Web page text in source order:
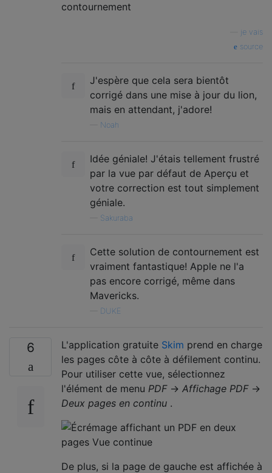
je vais
source
J'espère que cela sera bientôt
corrigé dans une mise à jour du lion,
mais en attendant, j'adore!
Noah
Idée géniale! J'étais tellement frustré
par la vue par défaut de Aperçu et
votre correction est tout simplement
géniale.
Sakuraba
Cette solution de contournement est
vraiment fantastique! Apple ne l'a
pas encore corrigé, même dans
Mavericks.
DUKE
6 L'application gratuite Skim prend en charge
les pages côte à côte à défilement continu.
Pour utiliser cette vue, sélectionnez
l'élément de menu PDF→ Affichage PDF→
Deux pages en continu .
De plus, si la page de gauche est affichée à